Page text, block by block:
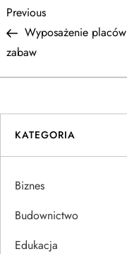
N
a
w
i
g
a
c
Previous
Post
Previous
Wyposażenie placów
zabaw
KATEGORIA
Biznes
Budownictwo
Edukacja